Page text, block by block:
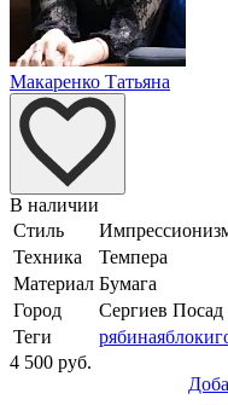
Макаренко Татьяна
В наличии
Стиль
Техника
Темпера
Материал Бумага
Город
Сергиев Посад
Теги
рябинаяблоки
4 500 руб.